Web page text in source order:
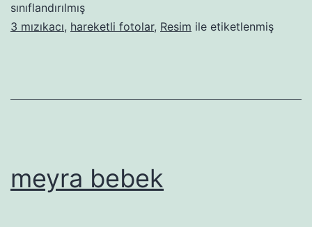
sınıflandırılmış
3 mızıkacı, hareketli fotolar, Resim ile etiketlenmiş
meyra bebek